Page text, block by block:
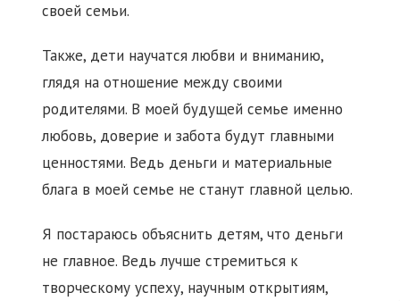
своей семьи.
Также, дети научатся любви и вниманию,
глядя на отношение между своими
родителями. В моей будущей семье именно
любовь, доверие и забота будут главными
ценностями. Ведь деньги и материальные
блага в моей семье не станут главной целью.
Я постараюсь объяснить детям, что деньги
не главное. Ведь лучше стремиться к
творческому успеху, научным открытиям,